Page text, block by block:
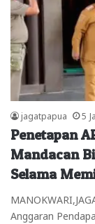
jagatpapua 5
Penetapan
Mandacan
Selama
Anggaran